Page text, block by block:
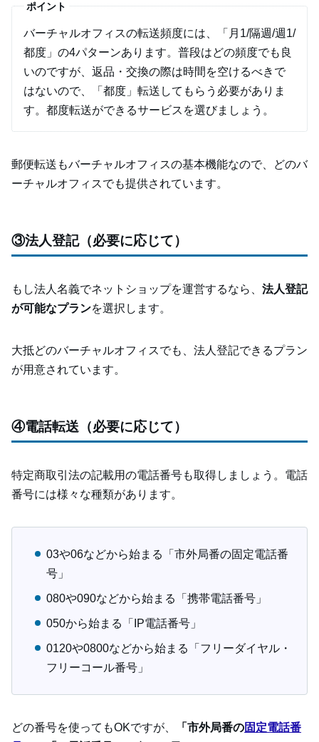
ポイント
バーチャルオフィスの転送頻度には、「月1/隔週/週1/
都度」の4パターンあります。普段はどの頻度でも良
いのですが、返品・交換の際は時間を空けるべきで
はないので、「都度」転送してもらう必要がありま
す。都度転送ができるサービスを選びましょう。
郵便転送もバーチャルオフィスの基本機能なので、どのバ
ーチャルオフィスでも提供されています。
③法人登記（必要に応じて）
もし法人名義でネットショップを運営するなら、 法人登記
が可能なプランを選択します。
大抵どのバーチャルオフィスでも、法人登記できるプラン
が用意されています。
④電話転送（必要に応じて）
特定商取引法の記載用の電話番号も取得しましょう。電話
番号には様々な種類があります。
03や06などから始まる「市外局番の固定電話番
号」
080や090などから始まる「携帯電話番号」
050から始まる「IP電話番号」
0120や0800などから始まる「フリーダイヤル・
フリーコール番号」
どの番号を使ってもOKですが、 「市外局番の固定電話番